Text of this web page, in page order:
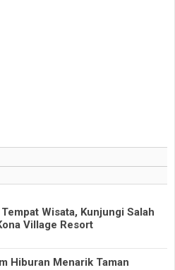
Wisata, Kunjungi Salah
Village Resort
Hiburan Menarik Taman